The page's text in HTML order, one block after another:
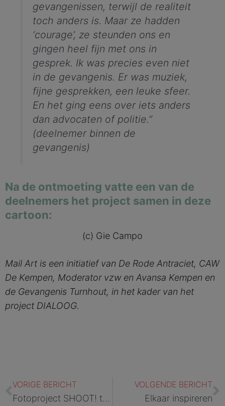
gevangenissen, terwijl de realiteit
toch anders is. Maar ze hadden
‘courage’, ze steunden ons en
gingen heel fijn met ons in
gesprek. Ik was precies even niet
in de gevangenis. Er was muziek,
fijne gesprekken, een leuke sfeer.
En het ging eens over iets anders
dan advocaten of politie.”
(deelnemer binnen de
gevangenis)
Na de ontmoeting vatte een van de
deelnemers het project samen in deze
cartoon:
(c) Gie Campo
Mail Art is een initiatief van De Rode Antraciet, CAW
De Kempen, Moderator vzw en Avansa Kempen en
de Gevangenis Turnhout, in het kader van het
project DIALOOG.
Vorige
VORIGE BERICHT
Fotoproject SHOOT! toont detentie zoals het is
VOLGENDE BERICHT
Elkaar inspireren